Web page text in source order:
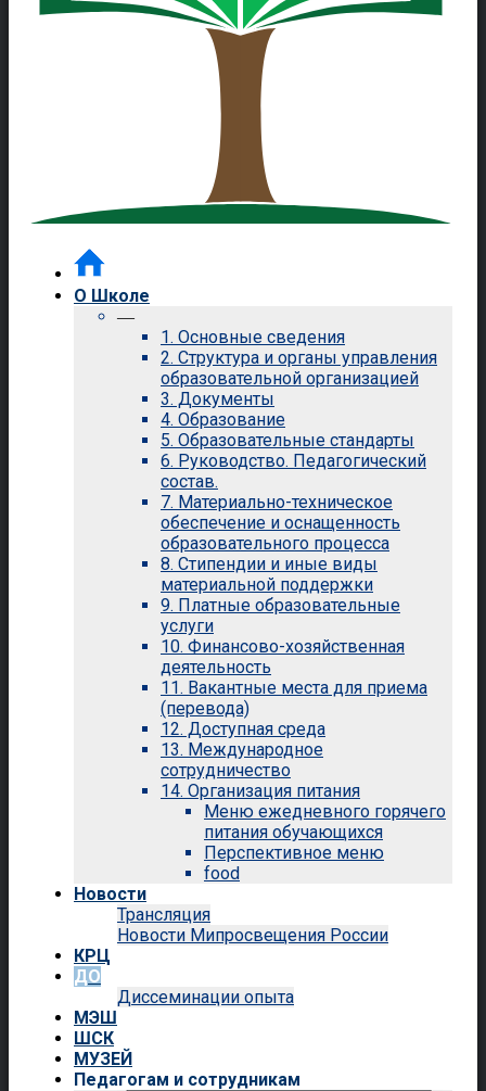
О Школе
—
1. Основные сведения
2. Структура и органы управления
образовательной организацией
3. Документы
4. Образование
5. Образовательные стандарты
6. Руководство. Педагогический
состав.
7. Материально-техническое
обеспечение и оснащенность
образовательного процесса
8. Стипендии и иные виды
материальной поддержки
9. Платные образовательные
услуги
10. Финансово-хозяйственная
деятельность
11. Вакантные места для приема
(перевода)
12. Доступная среда
13. Международное
сотрудничество
14. Организация питания
Меню ежедневного горячего
питания обучающихся
Перспективное меню
food
Новости
Трансляция
Новости Мипросвещения России
КРЦ
ДО
Диссеминации опыта
МЭШ
ШСК
МУЗЕЙ
Педагогам и сотрудникам